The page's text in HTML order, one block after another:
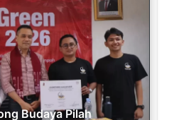
Budaya Pilah